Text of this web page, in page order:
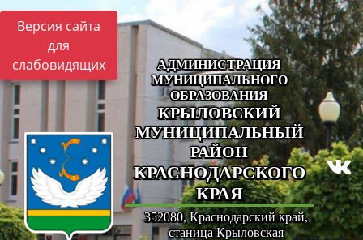
Версия сайта
для
слабовидящих
АДМИНИСТРАЦИЯ
МУНИЦИПАЛЬНОГО
ОБРАЗОВАНИЯ
КРЫЛОВСКИЙ
МУНИЦИПАЛЬНЫЙ
РАЙОН
КРАСНОДАРСКОГО
КРАЯ
352080, Краснодарский край,
станица Крыловская